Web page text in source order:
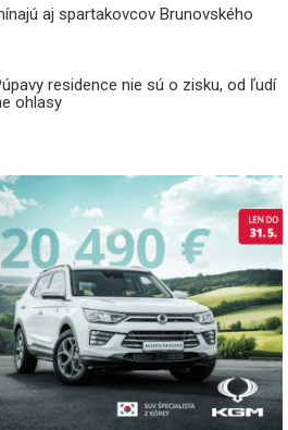
aj spartakovcov Brunovského
residence nie sú o zisku, od ľudí
ohlasy